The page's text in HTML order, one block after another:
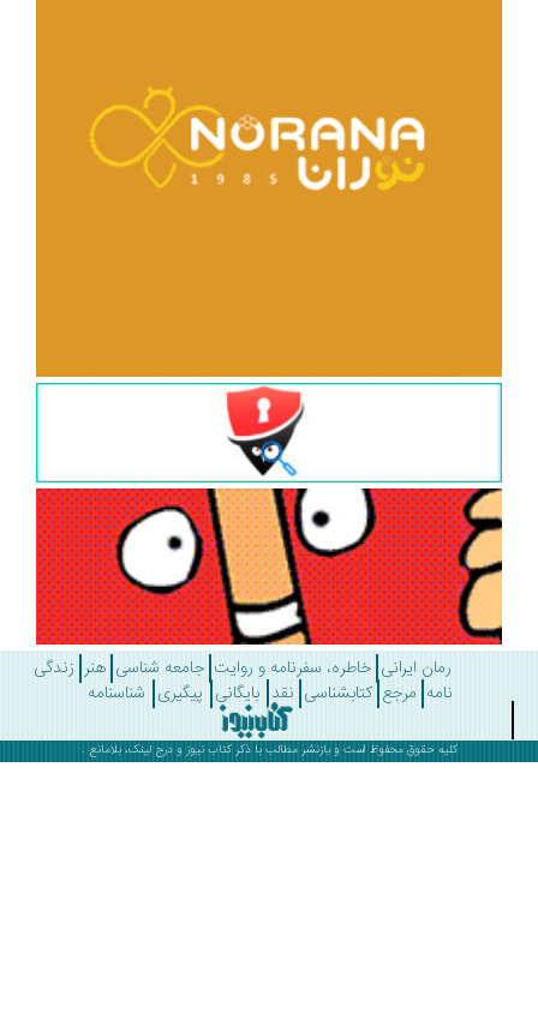
رمان ایرانی خاطره، سفرنامه و روایت جامعه شناسی هنر زندگی
مرجع کتابشناسی نقد بایگانی پیگیری شناسنامه
کلیه حقوق محفوظ است و بازنشر مطالب با ذکرکتاب نیوز و درج لینک، بلامانع .